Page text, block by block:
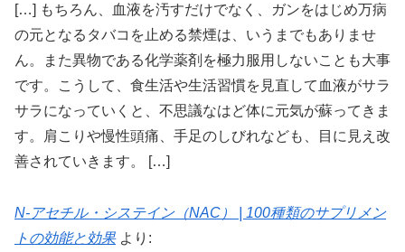
[…] もちろん、血液を汚すだけでなく、ガンをはじめ万病
の元となるタバコを止める禁煙は、いうまでもありませ
ん。また異物である化学薬剤を極力服用しないことも大事
です。こうして、食生活や生活習慣を見直して血液がサラ
サラになっていくと、不思議なはど体に元気が蘇ってきま
す。肩こりや慢性頭痛、手足のしびれなども、目に見え改
善されていきます。 […]
N-アセチル・システイン（NAC） | 100種類のサプリメン
トの効能と効果 より: